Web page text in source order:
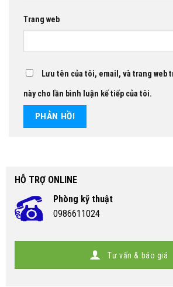
Trang web
Lưu tên của tôi, email, và trang web
này cho lần bình luận kế tiếp của tôi.
HỖ TRỢ ONLINE
Phòng kỹ thuật
0986611024
Tư vấn & báo giá